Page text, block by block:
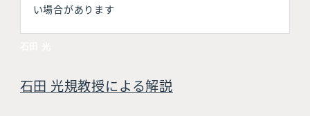
い場合があります
石田 光規教授による解説